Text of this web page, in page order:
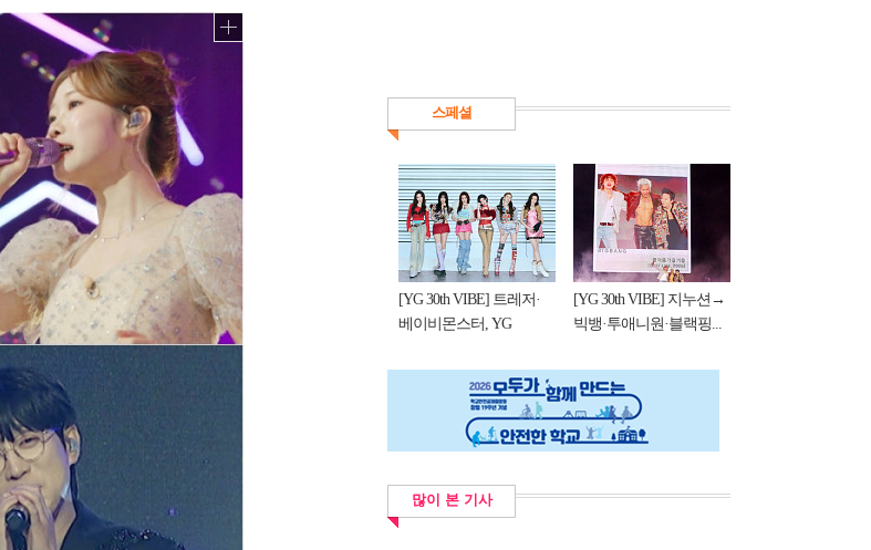
스페셜
[YG 30th VIBE] 트레저·
베이비몬스터, YG
[YG 30th VIBE] 지누션→
빅뱅·투애니원·블랙핑...
많이 본 기사